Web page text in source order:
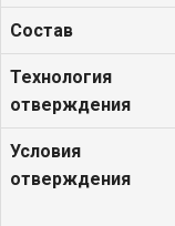
Состав
Технология
отверждения
Условия
отверждения